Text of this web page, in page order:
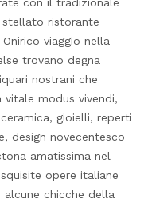
stellato ristorante
viaggio nella
trovano degna
nostrani che
vitale modus vivendi,
gioielli, reperti
design novecentesco
amatissima nel
opere italiane
alcune chicche della